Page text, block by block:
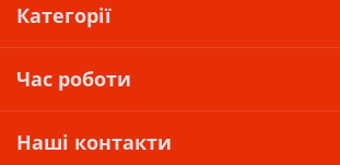
Категорії
Час роботи
Наші контакти